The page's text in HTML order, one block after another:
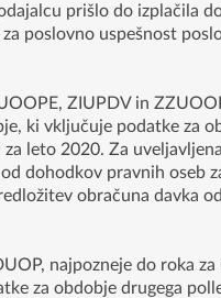
prišlo do izplačila
poslovno uspešnost
ZIUPDV in
ki vključuje podatke za
leto 2020. Za
dohodkov pravnih oseb
obračuna davka
najpozneje do roka
za obdobje drugega